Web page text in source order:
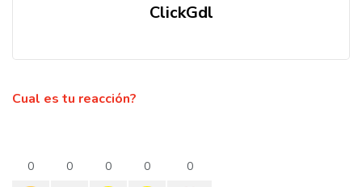
ClickGdl
Cual es tu reacción?
0 0 0 0 0